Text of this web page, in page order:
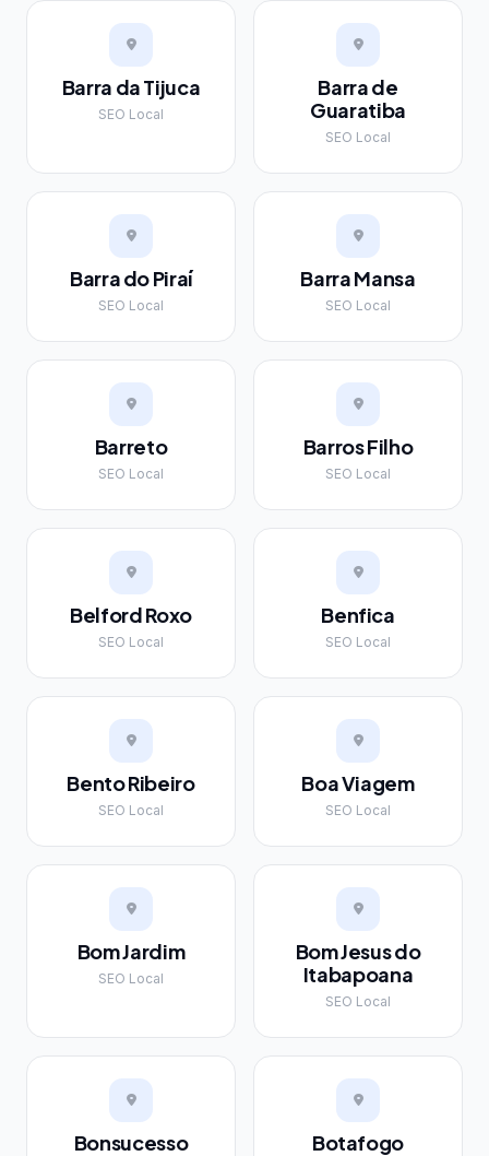
Barra da Tijuca
SEO Local
Barra de
Guaratiba
SEO Local
Barra do Piraí
SEO Local
Barra Mansa
SEO Local
Barreto
SEO Local
Barros Filho
SEO Local
Belford Roxo
SEO Local
Benfica
SEO Local
Bento Ribeiro
SEO Local
Boa Viagem
SEO Local
Bom Jardim
SEO Local
Bom Jesus do
Itabapoana
SEO Local
Bonsucesso Botafogo